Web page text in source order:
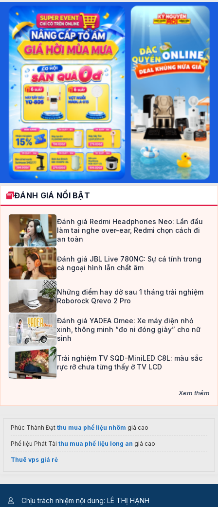
ĐÁNH GIÁ NỔI BẬT
Đánh giá Redmi Headphones Neo: Lần đầu
làm tai nghe over-ear, Redmi chọn cách đi
an toàn
Đánh giá JBL Live 780NC: Sự cá tính trong
cả ngoại hình lẫn chất âm
Những điểm hay dở sau 1 tháng trải nghiệm
Roborock Qrevo 2 Pro
Đánh giá YADEA Omee: Xe máy điện nhỏ
xinh, thông minh “đo ni đóng giày” cho nữ
sinh
Trải nghiệm TV SQD-MiniLED C8L: màu sắc
rực rỡ chưa từng thấy ở TV LCD
Xem thêm
Phúc Thành Đạt thu mua phế liệu nhôm giá cao
Phế liệu Phát Tài thu mua phế liệu long an giá cao
Thuê vps giá rẻ
Chịu trách nhiệm nội dung: LÊ THỊ HẠNH